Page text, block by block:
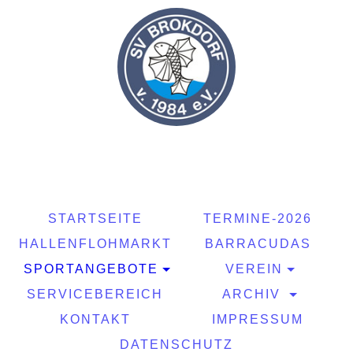
STARTSEITE
TERMINE-2026
HALLENFLOHMARKT
BARRACUDAS
SPORTANGEBOTE
VEREIN
SERVICEBEREICH
ARCHIV
KONTAKT
IMPRESSUM
DATENSCHUTZ